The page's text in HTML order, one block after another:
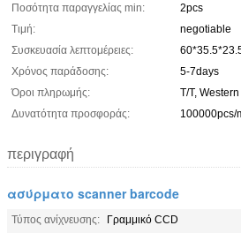
Ποσότητα παραγγελίας min:
2pcs
Τιμή:
negotiable
Συσκευασία λεπτομέρειες:
Χρόνος παράδοσης:
5-7days
Όροι πληρωμής:
T/T,
Δυνατότητα προσφοράς:
100000pcs/
περιγραφή
ασύρματο scanner barcode
Τύπος ανίχνευσης:
Γραμμικό CCD